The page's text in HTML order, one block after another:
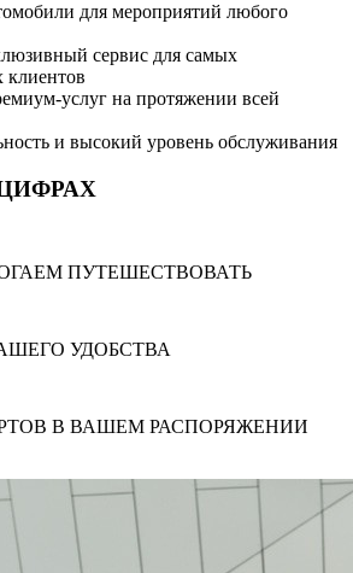
для мероприятий любого
сервис для самых
клиентов
услуг на протяжении всей
и высокий уровень обслуживания
ПУТЕШЕСТВОВАТЬ
УДОБСТВА
В ВАШЕМ РАСПОРЯЖЕНИИ